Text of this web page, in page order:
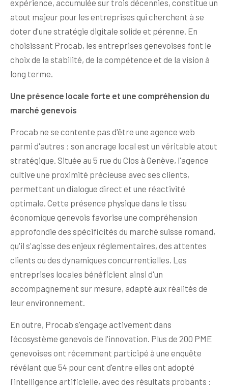
expérience, accumulée sur trois décennies, constitue un
atout majeur pour les entreprises qui cherchent à se
doter d'une stratégie digitale solide et pérenne. En
choisissant Procab, les entreprises genevoises font le
choix de la stabilité, de la compétence et de la vision à
long terme.
Une présence locale forte et une compréhension du
marché genevois
Procab ne se contente pas d'être une agence web
parmi d'autres : son ancrage local est un véritable atout
stratégique. Située au 5 rue du Clos à Genève, l'agence
cultive une proximité précieuse avec ses clients,
permettant un dialogue direct et une réactivité
optimale. Cette présence physique dans le tissu
économique genevois favorise une compréhension
approfondie des spécificités du marché suisse romand,
qu'il s'agisse des enjeux réglementaires, des attentes
clients ou des dynamiques concurrentielles. Les
entreprises locales bénéficient ainsi d'un
accompagnement sur mesure, adapté aux réalités de
leur environnement.
En outre, Procab s'engage activement dans
l'écosystème genevois de l'innovation. Plus de 200 PME
genevoises ont récemment participé à une enquête
révélant que 54 pour cent d'entre elles ont adopté
l'intelligence artificielle, avec des résultats probants :